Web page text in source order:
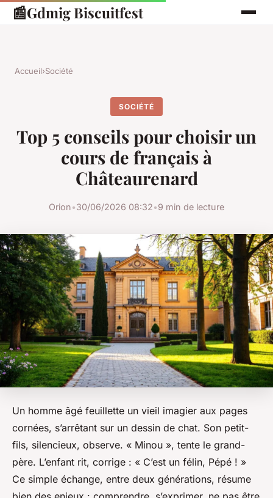
📰Gdmig Biscuitfest
Accueil›Société
SOCIÉTÉ
Top 5 conseils pour choisir un
cours de français à
Châteaurenard
Orion•30/06/2026 08:32•9 min de lecture
Un homme âgé feuillette un vieil imagier aux pages
cornées, s’arrêtant sur un dessin de chat. Son petit-
fils, silencieux, observe. « Minou », tente le grand-
père. L’enfant rit, corrige : « C’est un félin, Pépé ! »
Ce simple échange, entre deux générations, résume